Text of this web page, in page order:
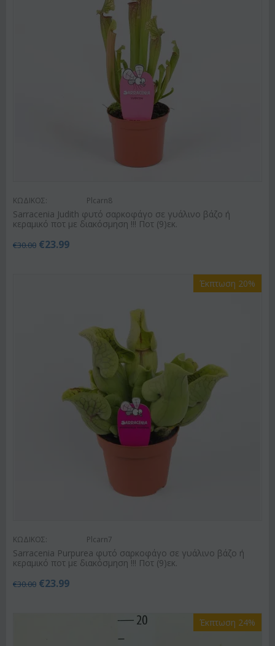
ΚΩΔΙΚΟΣ: Plcarn8
Sarracenia Judith φυτό σαρκοφάγο σε γυάλινο βάζο ή
κεραμικό ποτ με διακόσμηση !!! Ποτ (9)εκ.
€30.00 €23.99
Έκπτωση 20%
ΚΩΔΙΚΟΣ: Plcarn7
Sarracenia Purpurea φυτό σαρκοφάγο σε γυάλινο βάζο ή
κεραμικό ποτ με διακόσμηση !!! Ποτ (9)εκ.
€30.00 €23.99
Έκπτωση 24%